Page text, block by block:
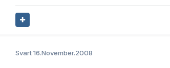
Svart16.November.2008